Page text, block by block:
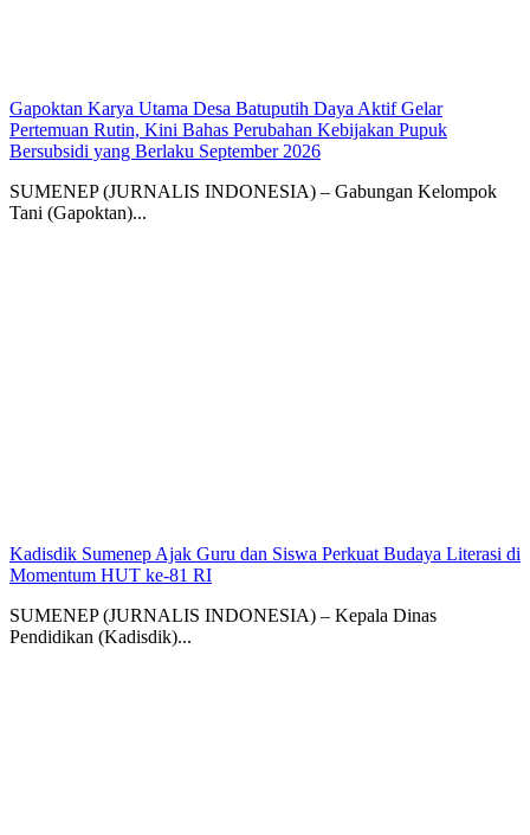
Gapoktan Karya Utama Desa Batuputih Daya Aktif Gelar
Pertemuan Rutin, Kini Bahas Perubahan Kebijakan Pupuk
Bersubsidi yang Berlaku September 2026
SUMENEP (JURNALIS INDONESIA) – Gabungan Kelompok
Tani (Gapoktan)...
Kadisdik Sumenep Ajak Guru dan Siswa Perkuat Budaya Literasi di
Momentum HUT ke-81 RI
SUMENEP (JURNALIS INDONESIA) – Kepala Dinas
Pendidikan (Kadisdik)...